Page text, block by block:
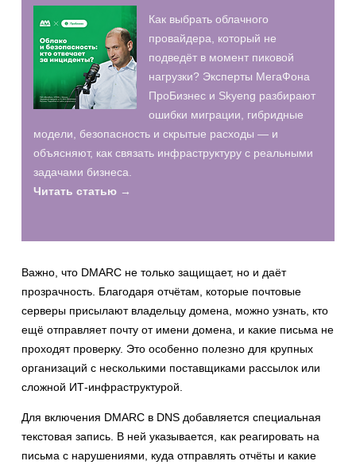
Как выбрать облачного
провайдера, который не
подведёт в момент пиковой
нагрузки? Эксперты МегаФона
ПроБизнес и Skyeng разбирают
ошибки миграции, гибридные
модели, безопасность и скрытые расходы — и
объясняют, как связать инфраструктуру с реальными
задачами бизнеса.
Читать статью →
Важно, что DMARC не только защищает, но и даёт
прозрачность. Благодаря отчётам, которые почтовые
серверы присылают владельцу домена, можно узнать, кто
ещё отправляет почту от имени домена, и какие письма не
проходят проверку. Это особенно полезно для крупных
организаций с несколькими поставщиками рассылок или
сложной ИТ-инфраструктурой.
Для включения DMARC в DNS добавляется специальная
текстовая запись. В ней указывается, как реагировать на
письма с нарушениями, куда отправлять отчёты и какие